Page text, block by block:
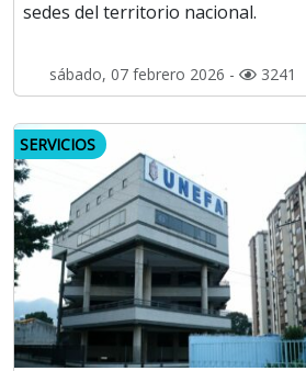
sedes del territorio nacional.
sábado, 07 febrero 2026 - 3241
SERVICIOS